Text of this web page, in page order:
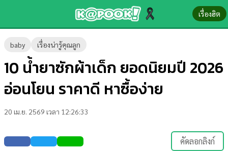
เรื่องฮิต
baby เรื่องน่ารู้คุณลูก
10 น้ำยาซักผ้าเด็ก ยอดนิยมปี 2026
อ่อนโยน ราคาดี หาซื้อง่าย
20 เม.ย. 2569 เวลา 12:26:33
คัดลอกลิงก์
ข่าว-
ความ
รู้
บันเทิง